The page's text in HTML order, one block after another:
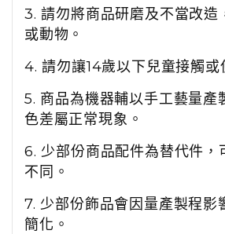
3. 請勿將商品研磨及不當改造
或動物。
4. 請勿讓14歲以下兒童接觸或
5. 商品為機器輔以手工藝量產
色差屬正常現象。
6. 少部份商品配件為替代件，
不同。
7. 少部份飾品會因量產製程影
簡化。